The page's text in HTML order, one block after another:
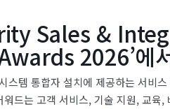
Sales &
2026’에
스템 통합자 설치에 제공하는 서비
드는 고객 서비스, 기술 지원, 교육,